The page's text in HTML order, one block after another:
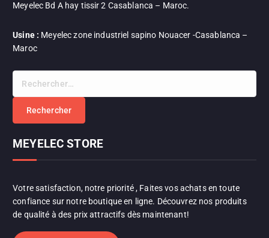
Meyelec Bd A hay tissir 2 Casablanca – Maroc.
Usine : Meyelec zone industriel sapino Nouacer -Casablanca –
Maroc
MEYELEC STORE
Votre satisfaction, notre priorité , Faites vos achats en toute
confiance sur notre boutique en ligne. Découvrez nos produits
de qualité à des prix attractifs dès maintenant!